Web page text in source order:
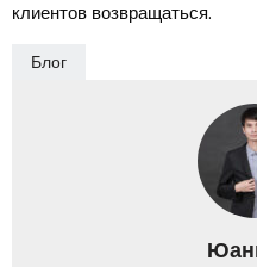
клиентов возвращаться.
Блог